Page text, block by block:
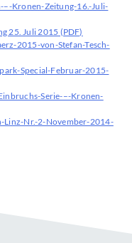
–-Kronen-Zeitung-16.-Juli-
25. Juli 2015 (PDF)
2015-von-Stefan-Tesch-
Special-Februar-2015-
Serie-–-Kronen-
Linz-Nr.-2-November-2014-